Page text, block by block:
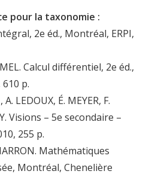
pour la taxonomie :
2e éd., Montréal, ERPI,
Calcul différentiel, 2e éd.,
p.
LEDOUX, É. MEYER, F.
Visions – 5e secondaire –
255 p.
Mathématiques
Montréal, Chenelière